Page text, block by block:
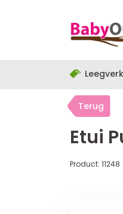
Terug
Etui
Product: 11248